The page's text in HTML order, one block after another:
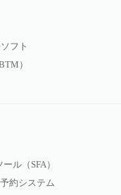
フト
）
ル（SFA）
予約システム